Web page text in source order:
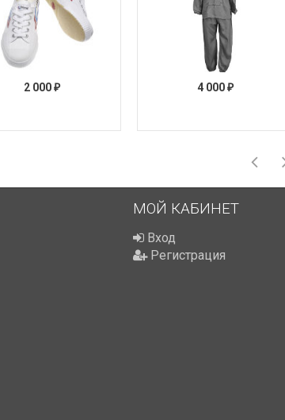
2 000 ₽ 4 000 ₽
МОЙ КАБИНЕТ
Вход
Регистрация